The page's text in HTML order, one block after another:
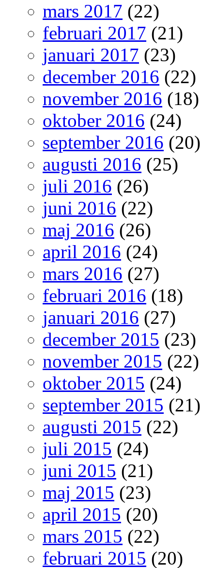
mars 2017 (22)
februari 2017 (21)
januari 2017 (23)
december 2016 (22)
november 2016 (18)
oktober 2016 (24)
september 2016 (20)
augusti 2016 (25)
juli 2016 (26)
juni 2016 (22)
maj 2016 (26)
april 2016 (24)
mars 2016 (27)
februari 2016 (18)
januari 2016 (27)
december 2015 (23)
november 2015 (22)
oktober 2015 (24)
september 2015 (21)
augusti 2015 (22)
juli 2015 (24)
juni 2015 (21)
maj 2015 (23)
april 2015 (20)
mars 2015 (22)
februari 2015 (20)